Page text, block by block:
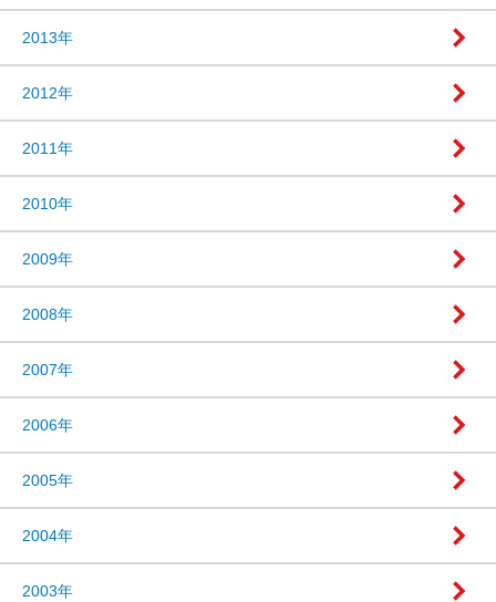
2013年
2012年
2011年
2010年
2009年
2008年
2007年
2006年
2005年
2004年
2003年